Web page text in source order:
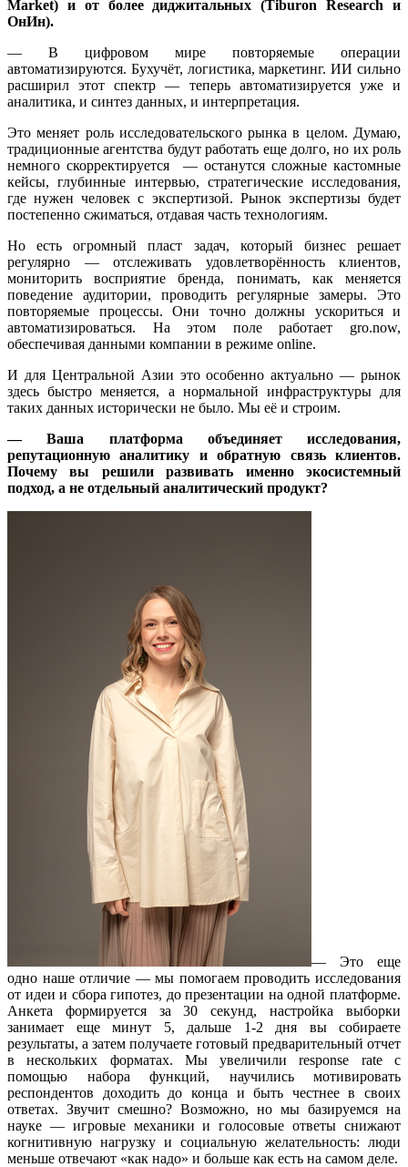
Market) и от более диджитальных (Tiburon Research и
ОнИн).
— В цифровом мире повторяемые операции
автоматизируются. Бухучёт, логистика, маркетинг. ИИ сильно
расширил этот спектр — теперь автоматизируется уже и
аналитика, и синтез данных, и интерпретация.
Это меняет роль исследовательского рынка в целом. Думаю,
традиционные агентства будут работать еще долго, но их роль
немного скорректируется — останутся сложные кастомные
кейсы, глубинные интервью, стратегические исследования,
где нужен человек с экспертизой. Рынок экспертизы будет
постепенно сжиматься, отдавая часть технологиям.
Но есть огромный пласт задач, который бизнес решает
регулярно — отслеживать удовлетворённость клиентов,
мониторить восприятие бренда, понимать, как меняется
поведение аудитории, проводить регулярные замеры. Это
повторяемые процессы. Они точно должны ускориться и
автоматизироваться. На этом поле работает gro.now,
обеспечивая данными компании в режиме online.
И для Центральной Азии это особенно актуально — рынок
здесь быстро меняется, а нормальной инфраструктуры для
таких данных исторически не было. Мы её и строим.
— Ваша платформа объединяет исследования,
репутационную аналитику и обратную связь клиентов.
Почему вы решили развивать именно экосистемный
подход, а не отдельный аналитический продукт?
— Это еще
одно наше отличие — мы помогаем проводить исследования
от идеи и сбора гипотез, до презентации на одной платформе.
Анкета формируется за 30 секунд, настройка выборки
занимает еще минут 5, дальше 1-2 дня вы собираете
результаты, а затем получаете готовый предварительный отчет
в нескольких форматах. Мы увеличили response rate с
помощью набора функций, научились мотивировать
респондентов доходить до конца и быть честнее в своих
ответах. Звучит смешно? Возможно, но мы базируемся на
науке — игровые механики и голосовые ответы снижают
когнитивную нагрузку и социальную желательность: люди
меньше отвечают «как надо» и больше как есть на самом деле.